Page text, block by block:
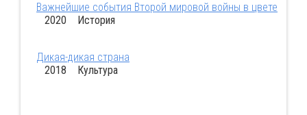
Важнейшие события Второй мировой войны в цвете
2020 История
Дикая-дикая страна
2018 Культура